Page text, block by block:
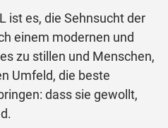
ist es, die Sehnsucht der
einem modernen und
zu stillen und Menschen,
Umfeld, die beste
dass sie gewollt,